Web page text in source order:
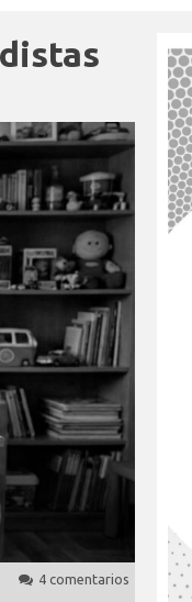
4 comentarios